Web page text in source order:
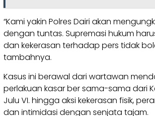
“Kami yakin Polres Dairi akan
dengan tuntas. Supremasi hukum
dan kekerasan terhadap pers tidak
tambahnya.
Kasus ini berawal dari wartawan
perlakuan kasar ber sama-sama dari
Julu VI. hingga aksi kekerasan fisik,
dan intimidasi dengan senjata tajam.